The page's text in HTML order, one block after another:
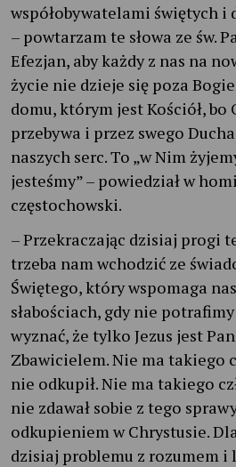
współobywatelami świętych i
– powtarzam te słowa ze św.
Efezjan, aby każdy z nas na
życie nie dzieje się poza
domu, którym jest Kościół, bo
przebywa i przez swego
naszych serc. To „w Nim
jesteśmy” – powiedział w
częstochowski.
– Przekraczając dzisiaj progi
trzeba nam wchodzić ze
Świętego, który wspomaga
słabościach, gdy nie
wyznać, że tylko Jezus jest
Zbawicielem. Nie ma takiego
nie odkupił. Nie ma takiego
nie zdawał sobie z tego
odkupieniem w Chrystusie.
dzisiaj problemu z rozumem i